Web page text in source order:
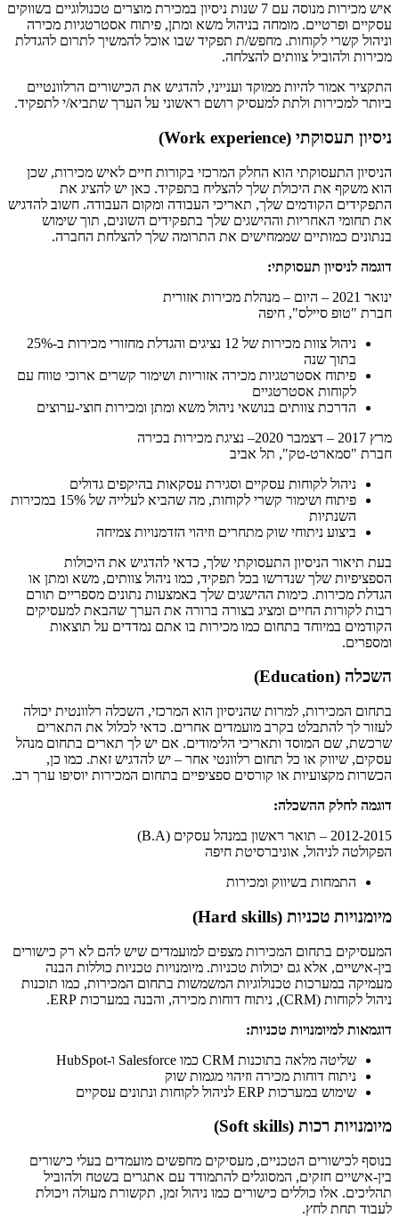
איש מכירות מנוסה עם 7 שנות ניסיון במכירת מוצרים טכנולוגיים בשווקים
עסקיים ופרטיים. מומחה בניהול משא ומתן, פיתוח אסטרטגיות מכירה
וניהול קשרי לקוחות. מחפש/ת תפקיד שבו אוכל להמשיך לתרום להגדלת
מכירות ולהוביל צוותים להצלחה.
התקציר אמור להיות ממוקד וענייני, להדגיש את הכישורים הרלוונטיים
ביותר למכירות ולתת למעסיק רושם ראשוני על הערך שתביא/י לתפקיד.
ניסיון תעסוקתי (Work experience)
הניסיון התעסוקתי הוא החלק המרכזי בקורות חיים לאיש מכירות, שכן
הוא משקף את היכולת שלך להצליח בתפקיד. כאן יש להציג את
התפקידים הקודמים שלך, תאריכי העבודה ומקום העבודה. חשוב להדגיש
את תחומי האחריות וההישגים שלך בתפקידים השונים, תוך שימוש
בנתונים כמותיים שממחישים את התרומה שלך להצלחת החברה.
דוגמה לניסיון תעסוקתי:
ינואר 2021 – היום – מנהלת מכירות אזורית
חברת "טופ סיילס", חיפה
ניהול צוות מכירות של 12 נציגים והגדלת מחזורי מכירות ב-25%
בתוך שנה
פיתוח אסטרטגיות מכירה אזוריות ושימור קשרים ארוכי טווח עם
לקוחות אסטרטגיים
הדרכת צוותים בנושאי ניהול משא ומתן ומכירות חוצי-ערוצים
מרץ 2017 – דצמבר 2020– נציגת מכירות בכירה
חברת "סמארט-טק", תל אביב
ניהול לקוחות עסקיים וסגירת עסקאות בהיקפים גדולים
פיתוח ושימור קשרי לקוחות, מה שהביא לעלייה של 15% במכירות
השנתיות
ביצוע ניתוחי שוק מתחרים וזיהוי הזדמנויות צמיחה
בעת תיאור הניסיון התעסוקתי שלך, כדאי להדגיש את היכולות
הספציפיות שלך שנדרשו בכל תפקיד, כמו ניהול צוותים, משא ומתן או
הגדלת מכירות. כימות ההישגים שלך באמצעות נתונים מספריים תורם
רבות לקורות החיים ומציג בצורה ברורה את הערך שהבאת למעסיקים
הקודמים במיוחד בתחום כמו מכירות בו אתם נמדדים על תוצאות
ומספרים.
השכלה (Education)
בתחום המכירות, למרות שהניסיון הוא המרכזי, השכלה רלוונטית יכולה
לעזור לך להתבלט בקרב מועמדים אחרים. כדאי לכלול את התארים
שרכשת, שם המוסד ותאריכי הלימודים. אם יש לך תארים בתחום מנהל
עסקים, שיווק או כל תחום רלוונטי אחר – יש להדגיש זאת. כמו כן,
הכשרות מקצועיות או קורסים ספציפיים בתחום המכירות יוסיפו ערך רב.
דוגמה לחלק ההשכלה:
2012-2015 – תואר ראשון במנהל עסקים (B.A)
הפקולטה לניהול, אוניברסיטת חיפה
התמחות בשיווק ומכירות
מיומנויות טכניות (Hard skills)
המעסיקים בתחום המכירות מצפים למועמדים שיש להם לא רק כישורים
בין-אישיים, אלא גם יכולות טכניות. מיומנויות טכניות כוללות הבנה
מעמיקה במערכות טכנולוגיות המשמשות בתחום המכירות, כמו תוכנות
ניהול לקוחות (CRM), ניתוח דוחות מכירה, והבנה במערכות ERP.
דוגמאות למיומנויות טכניות:
שליטה מלאה בתוכנות CRM כמו Salesforce ו-HubSpot
ניתוח דוחות מכירה וזיהוי מגמות שוק
שימוש במערכות ERP לניהול לקוחות ונתונים עסקיים
מיומנויות רכות (Soft skills)
בנוסף לכישורים הטכניים, מעסיקים מחפשים מועמדים בעלי כישורים
בין-אישיים חזקים, המסוגלים להתמודד עם אתגרים בשטח ולהוביל
תהליכים. אלו כוללים כישורים כמו ניהול זמן, תקשורת מעולה ויכולת
לעבוד תחת לחץ.